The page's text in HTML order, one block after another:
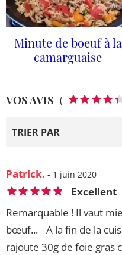
Minute de boeuf à la
camarguaise
VOS AVIS (
TRIER PAR
Patrick. - 1 juin 2020
Excellent
Remarquable ! Il vaut
bœuf...__A la fin de la
rajoute 30g de foie gras